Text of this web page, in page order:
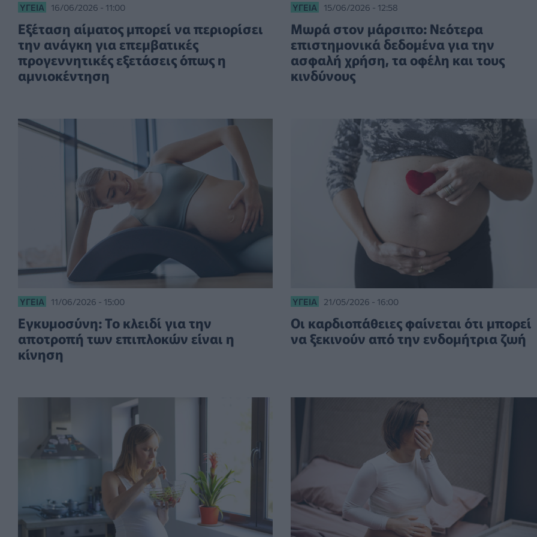
ΥΓΕΊΑ 16/06/2026 - 11:00
Εξέταση αίματος μπορεί να περιορίσει
την ανάγκη για επεμβατικές
προγεννητικές εξετάσεις όπως η
αμνιοκέντηση
ΥΓΕΊΑ 15/06/2026 - 12:58
Μωρά στον μάρσιπο: Νεότερα
επιστημονικά δεδομένα για την
ασφαλή χρήση, τα οφέλη και τους
κινδύνους
ΥΓΕΊΑ 11/06/2026 - 15:00
Εγκυμοσύνη: Το κλειδί για την
αποτροπή των επιπλοκών είναι η
κίνηση
ΥΓΕΊΑ 21/05/2026 - 16:00
Οι καρδιοπάθειες φαίνεται ότι μπορεί
να ξεκινούν από την ενδομήτρια ζωή